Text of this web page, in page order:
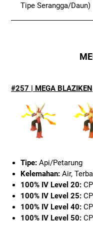
Tipe Serangga/Daun)
#257 | MEGA BLAZIKEN
Tipe:Api/Petarung
Kelemahan:Air,
100% IV Level 20:
100% IV Level 25:
100% IV Level 40:
100% IV Level 50: